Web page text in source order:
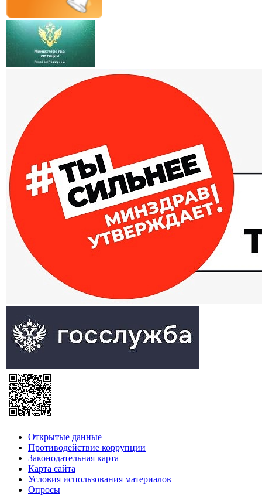
Открытые данные
Противодействие коррупции
Законодательная карта
Карта сайта
Условия использования материалов
Опросы